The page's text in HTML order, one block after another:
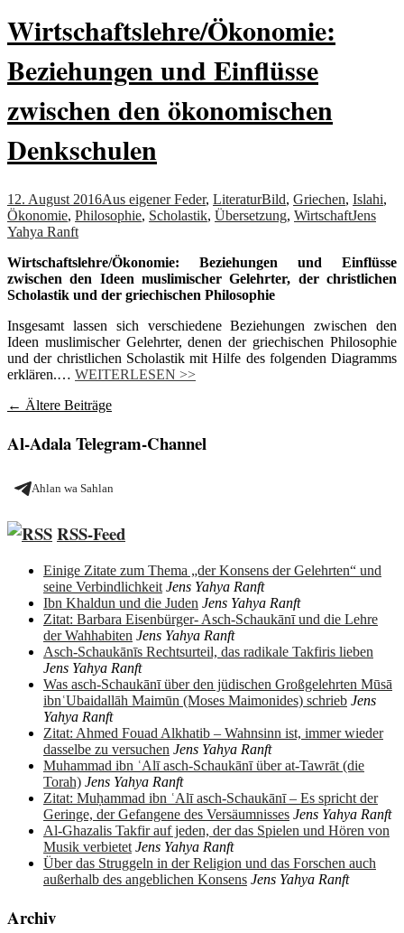
Wirtschaftslehre/Ökonomie:
Beziehungen und Einflüsse
zwischen den ökonomischen
Denkschulen
12. August 2016Aus eigener Feder, LiteraturBild, Griechen, Islahi,
Ökonomie, Philosophie, Scholastik, Übersetzung, WirtschaftJens
Yahya Ranft
Wirtschaftslehre/Ökonomie: Beziehungen und Einflüsse
zwischen den Ideen muslimischer Gelehrter, der christlichen
Scholastik und der griechischen Philosophie
Insgesamt lassen sich verschiedene Beziehungen zwischen den
Ideen muslimischer Gelehrter, denen der griechischen Philosophie
und der christlichen Scholastik mit Hilfe des folgenden Diagramms
erklären.… WEITERLESEN >>
Beitragsnavigation
← Ältere Beiträge
Al-Adala Telegram-Channel
Ahlan wa Sahlan
RSS-Feed
Einige Zitate zum Thema „der Konsens der Gelehrten“ und
seine Verbindlichkeit Jens Yahya Ranft
Ibn Khaldun und die Juden Jens Yahya Ranft
Zitat: Barbara Eisenbürger- Asch-Schaukānī und die Lehre
der Wahhabiten Jens Yahya Ranft
Asch-Schaukānīs Rechtsurteil, das radikale Takfiris lieben
Jens Yahya Ranft
Was asch-Schaukānī über den jüdischen Großgelehrten Mūsā
ibnʿUbaidallāh Maimūn (Moses Maimonides) schrieb Jens
Yahya Ranft
Zitat: Ahmed Fouad Alkhatib – Wahnsinn ist, immer wieder
dasselbe zu versuchen Jens Yahya Ranft
Muhammad ibn ʿAlī asch-Schaukānī über at-Tawrāt (die
Torah) Jens Yahya Ranft
Zitat: Muḥammad ibn ʿAlī asch-Schaukānī – Es spricht der
Geringe, der Gefangene des Versäumnisses Jens Yahya Ranft
Al-Ghazalis Takfir auf jeden, der das Spielen und Hören von
Musik verbietet Jens Yahya Ranft
Über das Struggeln in der Religion und das Forschen auch
außerhalb des angeblichen Konsens Jens Yahya Ranft
Archiv